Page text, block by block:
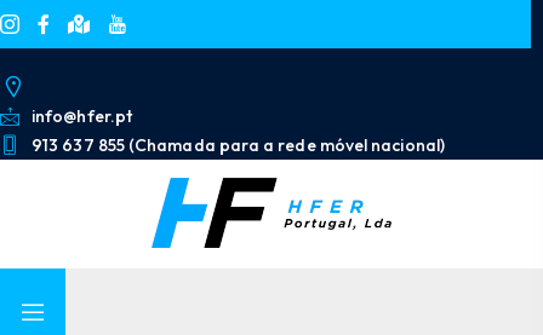
info@hfer.pt
913 637 855 (Chamada para a rede móvel nacional)